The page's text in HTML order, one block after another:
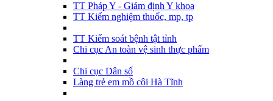
TT Pháp Y - Giám định Y khoa
TT Kiểm nghiệm thuốc, mp, tp
TT Kiểm soát bệnh tật tỉnh
Chi cục An toàn vệ sinh thực phẩm
Chi cục Dân số
Làng trẻ em mồ côi Hà Tĩnh